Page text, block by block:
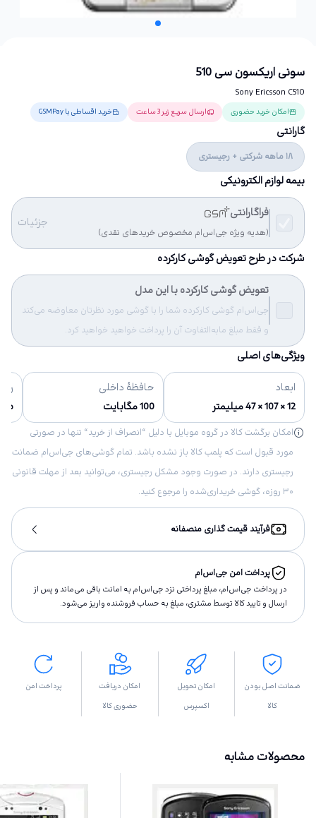
سونی اریکسون سی 510
Sony Ericsson C510
امکان خرید حضوری ارسال سریع زیر 3 ساعت خرید اقساطی با GSMPay
گارانتی
18 ماهه شرکتی + رجیستری
بیمه لوازم الکترونیکی
فراگارانتی
(هدیه ویژه جی‌اس‌ام مخصوص خریدهای نقدی)
جزئیات
شرکت در طرح تعویض گوشی کارکرده
تعویض گوشی کارکرده با این مدل
جی‌اس‌ام گوشی کارکرده شما را با گوشی مورد نظرتان معاوضه می‌کند
و فقط مبلغ مابه‌التفاوت آن را پرداخت خواهید خواهید کرد.
ویژگی‌های اصلی
ابعاد
12 × 107 × 47 میلیمتر
حافظهٔ داخلی
100 مگابایت
امکان برگشت کالا در گروه موبایل با دلیل “انصراف از خرید“ تنها در صورتی
مورد قبول است که پلمب کالا باز نشده باشد. تمام گوشی‌های جی‌اس‌ام ضمانت
رجیستری دارند. در صورت وجود مشکل رجیستری، می‌توانید بعد از مهلت قانونی
۳۰ روزه، گوشی خریداری‌شده را مرجوع کنید.
فرآیند قیمت گذاری منصفانه
پرداخت امن جی‌اس‌ام
در پرداخت جی‌اس‌ام، مبلغ پرداختى نزد جی‌اس‌ام به امانت باقى مى‌ماند و پس از
ارسال و تاييد كالا توسط مشتری، مبلغ به حساب فروشنده واريز مى‌شود.
ضمانت اصل بودن
کالا
امکان تحویل
اکسپرس
امکان دریافت
حضوری کالا
پرداخت امن
محصولات مشابه